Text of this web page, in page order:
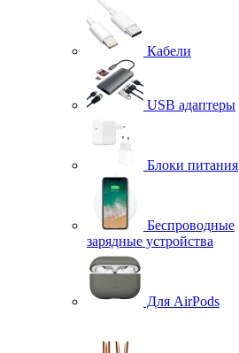
Кабели
USB адаптеры
Блоки питания
Беспроводные
зарядные устройства
Для AirPods